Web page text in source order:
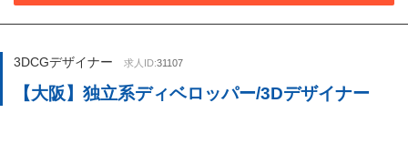
3DCGデザイナー 求人ID:31107
【大阪】独立系ディベロッパー/3Dデザイナー